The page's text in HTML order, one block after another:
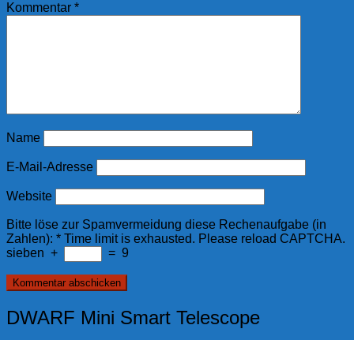
Kommentar *
Name
E-Mail-Adresse
Website
Bitte löse zur Spamvermeidung diese Rechenaufgabe (in
Zahlen): * Time limit is exhausted. Please reload CAPTCHA.
sieben + = 9
DWARF Mini Smart Telescope